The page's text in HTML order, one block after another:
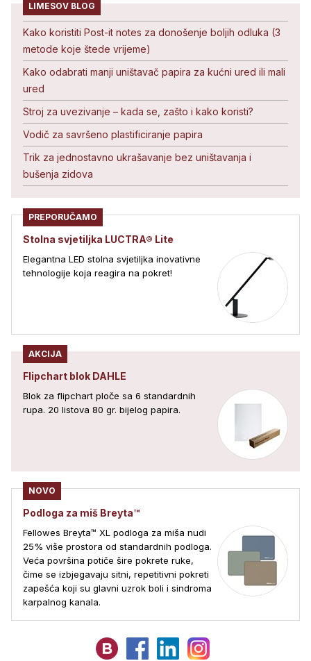
LIMESOV BLOG
Kako koristiti Post-it notes za donošenje boljih odluka (3
metode koje štede vrijeme)
Kako odabrati manji uništavač papira za kućni ured ili mali
ured
Stroj za uvezivanje – kada se, zašto i kako koristi?
Vodič za savršeno plastificiranje papira
Trik za jednostavno ukrašavanje bez uništavanja i
bušenja zidova
PREPORUČAMO
Stolna svjetiljka LUCTRA® Lite
Elegantna LED stolna svjetiljka inovativne
tehnologije koja reagira na pokret!
AKCIJA
Flipchart blok DAHLE
Blok za flipchart ploče sa 6 standardnih
rupa. 20 listova 80 gr. bijelog papira.
NOVO
Podloga za miš Breyta™
Fellowes Breyta™ XL podloga za miša nudi
25% više prostora od standardnih podloga.
Veća površina potiče šire pokrete ruke,
čime se izbjegavaju sitni, repetitivni pokreti
zapešća koji su glavni uzrok boli i sindroma
karpalnog kanala.